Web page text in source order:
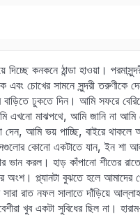
দিচ্ছে কনকনে ঠান্ডা হাওয়া।
চোখের সামনে সুন্দরী তরুণীকে
বাড়িতে ঢুকতে দিন। আমি সফরে
এখনো মাঝপথে, আমি জানি না
আমি ভয় পাচ্ছি, বাইরে থাকলে
কোনো একটাতে যান, ইন শা
করল। হাড় কাঁপানো শীতের রাতে
অংশ। প্ল্যানটা বুঝতে হলে
সারা রাত নফল সালাতে দাঁড়িয়ে
খুব একটা সুবিধের ছিল না।